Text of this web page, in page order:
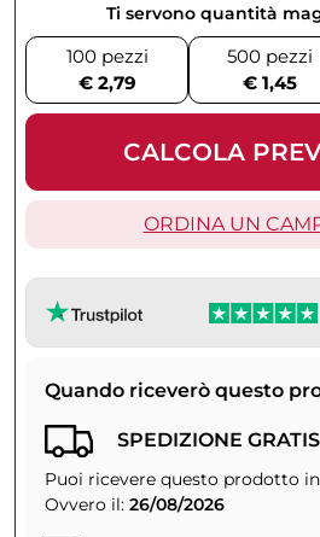
Ti servono quantità
100 pezzi
€ 2,79
500 pezzi
€ 1,45
CALCOLA
ORDINA UN
Quando riceverò questo
SPEDIZIONE GRATIS
Puoi ricevere questo prodotto
Ovvero il: 26/08/2026